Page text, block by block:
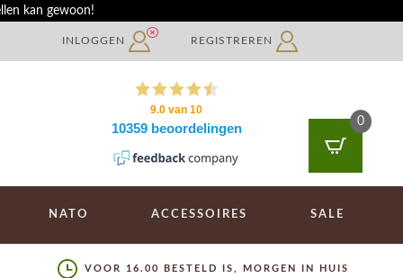
kan gewoon!
INLOGGEN REGISTREREN
0
NATO ACCESSOIRES SALE
VOOR 16.00 BESTELD IS, MORGEN IN HUIS